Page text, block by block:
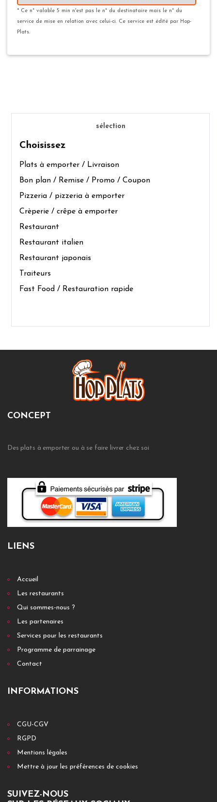
* Ce n° valable 5 min n'est pas le n° du destinataire mais le n° du
service de mise en relation avec celui-ci. Ce service est édité par Hop-
Plats.
sélection
Choisissez
Plats à emporter / Livraison
Bon plan / Remise / Promo / Coupon
Pizzeria / pizzeria à emporter
Crèperie / crêpe à emporter
Restaurant
Restaurant italien
Restaurant japonais
Traiteurs
Fast Food / Restauration rapide
CONCEPT
Des plats à emporter ou à se faire livrer chez soi
LIENS
Accueil
Les restaurants
Qui sommes-nous ?
Les partenaires
Services pour les restaurants
Programme de parrainage
Contact
INFORMATIONS
CGU-CGV
RGPD
Mentions légales
Mettre à jour les préférences de cookies
SUIVEZ-NOUS